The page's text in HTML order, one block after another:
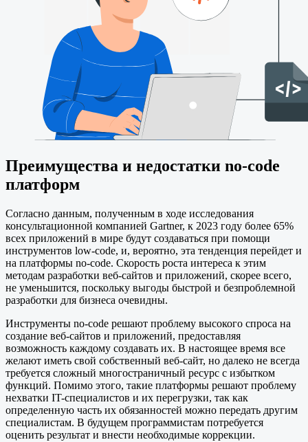
Преимущества и недостатки no-code
платформ
Согласно данным, полученным в ходе исследования
консультационной компанией Gartner, к 2023 году более 65%
всех приложений в мире будут создаваться при помощи
инструментов low-code, и, вероятно, эта тенденция перейдет и
на платформы no-code. Скорость роста интереса к этим
методам разработки веб-сайтов и приложений, скорее всего,
не уменьшится, поскольку выгоды быстрой и безпроблемной
разработки для бизнеса очевидны.
Инструменты no-code решают проблему высокого спроса на
создание веб-сайтов и приложений, предоставляя
возможность каждому создавать их. В настоящее время все
желают иметь свой собственный веб-сайт, но далеко не всегда
требуется сложный многостраничный ресурс с избытком
функций. Помимо этого, такие платформы решают проблему
нехватки IT-специалистов и их перегрузки, так как
определенную часть их обязанностей можно передать другим
специалистам. В будущем программистам потребуется
оценить результат и внести необходимые коррекции.